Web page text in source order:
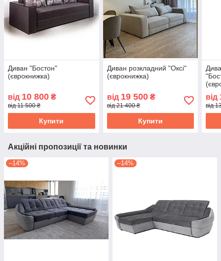
Диван "Бостон"
(єврокнижка)
від 10 800 ₴
від 11 500 ₴
Купити
Диван розкладний "Оксі"
(єврокнижка)
від 19 500₴
від 21 400 ₴
Купити
від
від
Акційні пропозиції та новинки
–14% –14%